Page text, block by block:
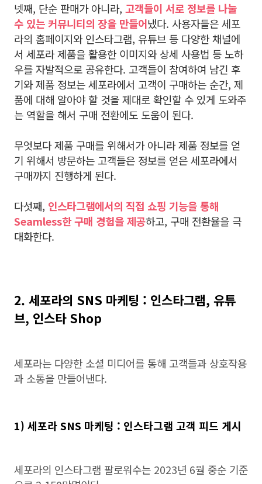
넷째, 단순 판매가 아니라, 고객들이 서로 정보를 나눌
수 있는 커뮤니티의 장을 만들어냈다. 사용자들은 세포
라의 홈페이지와 인스타그램, 유튜브 등 다양한 채널에
서 세포라 제품을 활용한 이미지와 상세 사용법 등 노하
우를 자발적으로 공유한다. 고객들이 참여하여 남긴 후
기와 제품 정보는 세포라에서 고객이 구매하는 순간, 제
품에 대해 알아야 할 것을 제대로 확인할 수 있게 도와주
는 역할을 해서 구매 전환에도 도움이 된다.
무엇보다 제품 구매를 위해서가 아니라 제품 정보를 얻
기 위해서 방문하는 고객들은 정보를 얻은 세포라에서
구매까지 진행하게 된다.
다섯째, 인스타그램에서의 직접 쇼핑 기능을 통해
Seamless한 구매 경험을 제공하고, 구매 전환율을 극
대화한다.
2. 세포라의 SNS 마케팅 : 인스타그램, 유튜
브, 인스타 Shop
세포라는 다양한 소셜 미디어를 통해 고객들과 상호작용
과 소통을 만들어낸다.
1) 세포라 SNS 마케팅 : 인스타그램 고객 피드 게시
세포라의 인스타그램 팔로워수는 2023년 6월 중순 기준